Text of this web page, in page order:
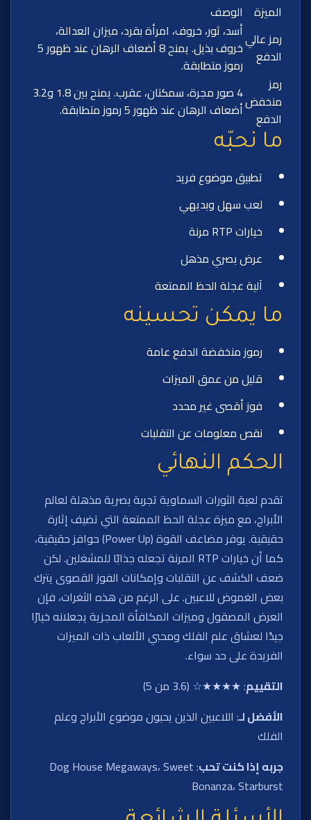
الميزة الوصف
رمز عالي
الدفع
أسد، ثور، خروف، امرأة بقرد، ميزان العدالة،
خروف بذيل. يمنح 8 أضعاف الرهان عند ظهور 5
رموز متطابقة.
رمز
منخفض
الدفع
4 صور مجرة، سمكتان، عقرب. يمنح بين 1.8 و3.2
أضعاف الرهان عند ظهور 5 رموز متطابقة.
ما نحبّه
تطبيق موضوع فريد
لعب سهل وبديهي
خيارات RTP مرنة
عرض بصري مذهل
آلية عجلة الحظ الممتعة
ما يمكن تحسينه
رموز منخفضة الدفع عامة
قليل من عمق الميزات
فوز أقصى غير محدد
نقص معلومات عن التقلبات
الحكم النهائي
تقدم لعبة الثورات السماوية تجربة بصرية مذهلة لعالم
الأبراج، مع ميزة عجلة الحظ الممتعة التي تضيف إثارة
حقيقية. يوفر مضاعف القوة (Power Up) حوافز حقيقية،
كما أن خيارات RTP المرنة تجعله جذابًا للمشغلين. لكن
ضعف الكشف عن التقلبات وإمكانات الفوز القصوى يترك
بعض الغموض للاعبين. على الرغم من هذه الثغرات، فإن
العرض المصقول وميزات المكافأة المجزية يجعلانه خيارًا
جيدًا لعشاق علم الفلك ومحبي الألعاب ذات الميزات
الفريدة على حد سواء.
التقييم: ★★★★☆ (3.6 من 5)
الأفضل لـ: اللاعبين الذين يحبون موضوع الأبراج وعلم
الفلك
جربه إذا كنت تحب : Dog House Megaways، Sweet
Bonanza، Starburst